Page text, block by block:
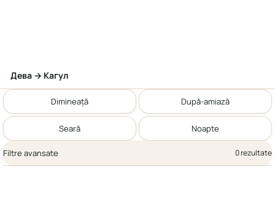
Дева → Кагул
Dimineață După-amiază
Seară Noapte
Filtre avansate 0 rezultate